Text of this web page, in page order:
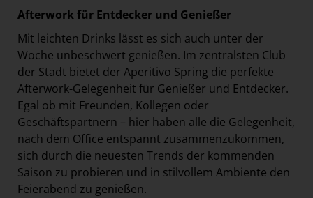
Afterworkfür Entdecker und Genießer
Mit leichten Drinks lässt es sich auch unter der
Woche unbeschwert genießen. Im zentralsten Club
der Stadt bietet der Aperitivo Spring die perfekte
Afterwork-Gelegenheit für Genießer und Entdecker.
Egal ob mit Freunden, Kollegen oder
Geschäftspartnern – hier haben alle die Gelegenheit,
nach dem Office entspannt zusammenzukommen,
sich durch die neuesten Trends der kommenden
Saison zu probieren und in stilvollem Ambiente den
Feierabend zu genießen.